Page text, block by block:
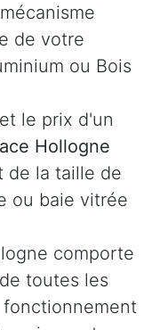
de votre
ou Bois
le prix d'un
Hollogne
de la taille de
ou baie vitrée
comporte
toutes les
fonctionnement